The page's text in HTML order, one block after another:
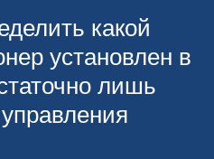
какой
установлен в
лишь